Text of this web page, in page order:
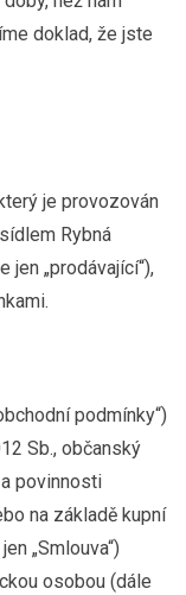
doklad, že jste
je provozován
Rybná
jen „prodávající“),
podmínky“)
Sb., občanský
a povinnosti
na základě kupní
„Smlouva“)
osobou (dále